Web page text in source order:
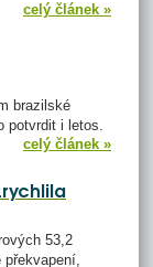
celý článek »
brazilské
potvrdit i letos.
celý článek »
53,2
překvapení,